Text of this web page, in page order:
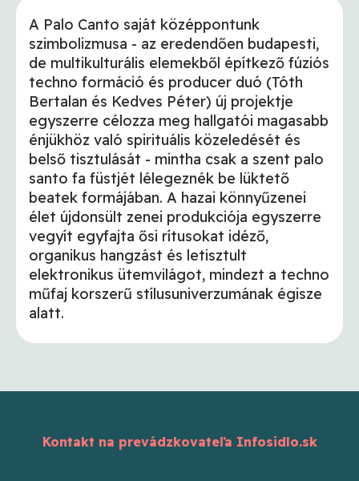
A Palo Canto saját középpontunk
szimbolizmusa - az eredendően budapesti,
de multikulturális elemekből építkező fúziós
techno formáció és producer duó (Tóth
Bertalan és Kedves Péter) új projektje
egyszerre célozza meg hallgatói magasabb
énjükhöz való spirituális közeledését és
belső tisztulását - mintha csak a szent palo
santo fa füstjét lélegeznék be lüktető
beatek formájában. A hazai könnyűzenei
élet újdonsült zenei produkciója egyszerre
vegyít egyfajta ősi rítusokat idéző,
organikus hangzást és letisztult
elektronikus ütemvilágot, mindezt a techno
műfaj korszerű stílusuniverzumának égisze
alatt.
Kontakt na prevádzkovateľa Infosidlo.sk